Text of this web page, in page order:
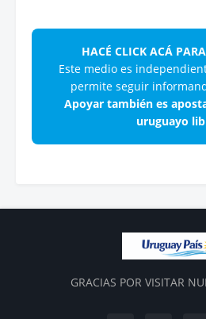
HACÉ CLICK ACÁ
Este medio es
permite seguir
Apoyar también es
uruguayo
GRACIAS POR VISITAR